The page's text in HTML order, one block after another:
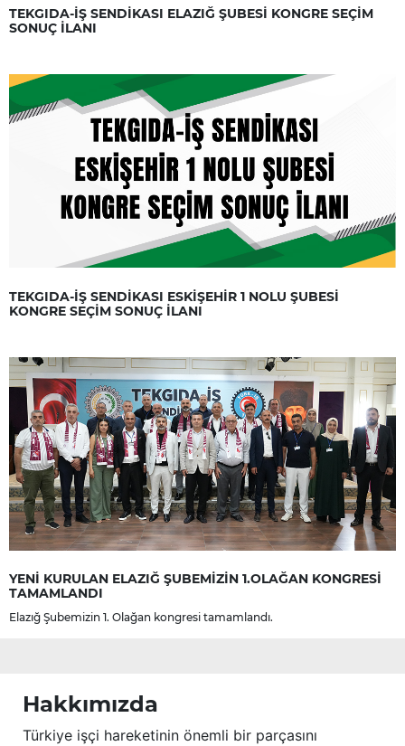
TEKGIDA-İŞ SENDİKASI ELAZIĞ ŞUBESİ KONGRE SEÇİM
SONUÇ İLANI
TEKGIDA-İŞ SENDİKASI ESKİŞEHİR 1 NOLU ŞUBESİ
KONGRE SEÇİM SONUÇ İLANI
YENİ KURULAN ELAZIĞ ŞUBEMİZİN 1.OLAĞAN KONGRESİ
TAMAMLANDI
Elazığ Şubemizin 1. Olağan kongresi tamamlandı.
Hakkımızda
Türkiye işçi hareketinin önemli bir parçasını